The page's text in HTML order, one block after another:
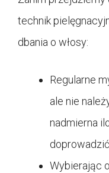
technik
dbania o włosy:
Regularne
ale nie
nadmierna
Wybierając